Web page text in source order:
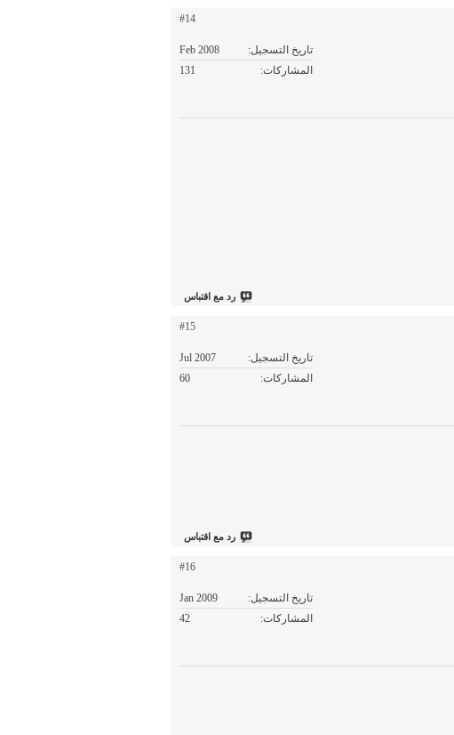
#14
تاريخ التسجيل
Feb 2008
المشاركات
131
رد مع اقتباس
#15
تاريخ التسجيل
Jul 2007
المشاركات
60
رد مع اقتباس
#16
تاريخ التسجيل
Jan 2009
المشاركات
42